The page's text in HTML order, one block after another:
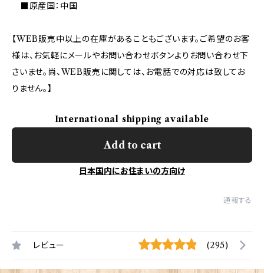
■原産国：中国
【WEB販売中以上の在庫があることもございます。ご希望のお客
様は、お気軽にメールやお問い合わせボタンよりお問い合わせ下
さいませ。尚、WEB販売に関しては、お電話での対応は致してお
りません。】
International shipping available
Add to cart
日本国内にお住まいの方向け
通報する
レビュー (295)